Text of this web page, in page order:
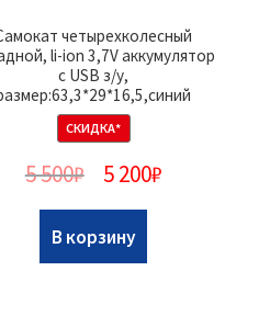
четырехколесный
li-ion 3,7V аккумулятор
с USB з/у,
СКИДКА*
5 500₽ 5 200₽
В корзину